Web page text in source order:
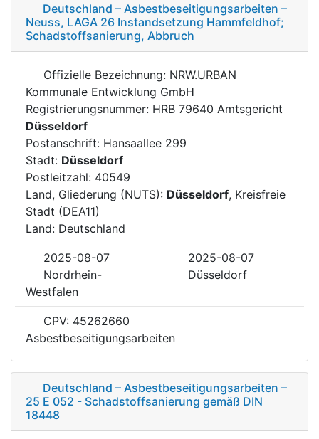
Deutschland – Asbestbeseitigungsarbeiten –
Neuss, LAGA 26 Instandsetzung Hammfeldhof;
Schadstoffsanierung, Abbruch
Offizielle Bezeichnung: NRW.URBAN
Kommunale Entwicklung GmbH
Registrierungsnummer: HRB 79640 Amtsgericht
Düsseldorf
Postanschrift: Hansaallee 299
Stadt: Düsseldorf
Postleitzahl: 40549
Land, Gliederung (NUTS): Düsseldorf, Kreisfreie
Stadt (DEA11)
Land: Deutschland
2025-08-07
2025-08-07
Nordrhein-
Westfalen
Düsseldorf
CPV: 45262660
Asbestbeseitigungsarbeiten
Deutschland – Asbestbeseitigungsarbeiten –
25 E 052 - Schadstoffsanierung gemäß DIN
18448